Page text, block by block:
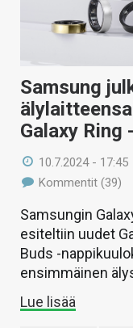
HAKU
Samsung
Galaxy Ring
10.7.2024 - 17:45
Kommentit (39)
Samsungin
esiteltiin uudet
Buds -
ensimmäinen
Lue lisää